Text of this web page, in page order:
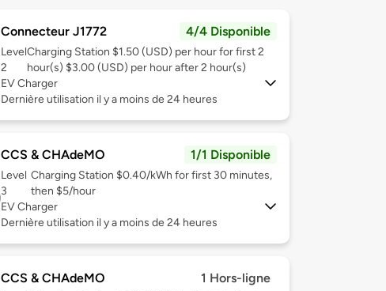
Connecteur J1772 4/4 Disponible
Level
2
Charging Station $1.50 (USD) per hour for first 2
hour(s) $3.00 (USD) per hour after 2 hour(s)
EV Charger
Dernière utilisation il y a moins de 24 heures
CCS & CHAdeMO 1/1 Disponible
Level
3
Charging Station $0.40/kWh for first 30 minutes,
then $5/hour
EV Charger
Dernière utilisation il y a moins de 24 heures
CCS & CHAdeMO 1 Hors-ligne